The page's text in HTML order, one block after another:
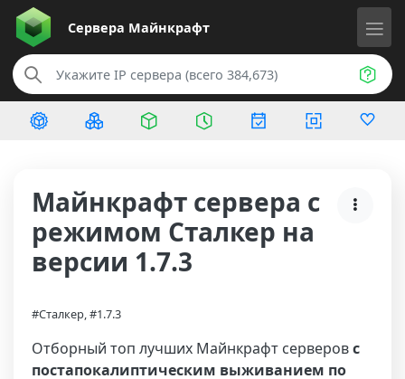
Сервера Майнкрафт
Майнкрафт сервера с
режимом Сталкер на
версии 1.7.3
#Сталкер, #1.7.3
Отборный топ лучших Майнкрафт серверовс
постапокалиптическим выживанием по